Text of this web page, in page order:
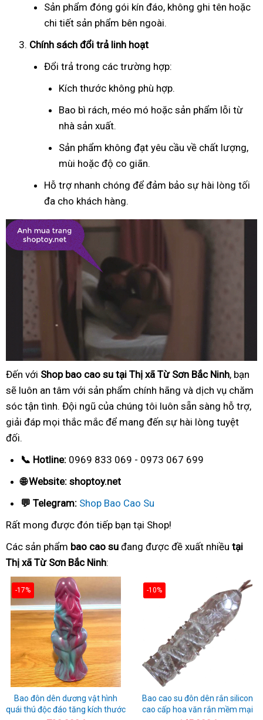
Sản phẩm đóng gói kín đáo, không ghi tên hoặc
chi tiết sản phẩm bên ngoài.
Chính sách đổi trả linh hoạt
Đổi trả trong các trường hợp:
Kích thước không phù hợp.
Bao bì rách, méo mó hoặc sản phẩm lỗi từ
nhà sản xuất.
Sản phẩm không đạt yêu cầu về chất lượng,
mùi hoặc độ co giãn.
Hỗ trợ nhanh chóng để đảm bảo sự hài lòng tối
đa cho khách hàng.
Đến với Shop bao cao su tại Thị xã Từ Sơn Bắc Ninh, bạn
sẽ luôn an tâm với sản phẩm chính hãng và dịch vụ chăm
sóc tận tình. Đội ngũ của chúng tôi luôn sẵn sàng hỗ trợ,
giải đáp mọi thắc mắc để mang đến sự hài lòng tuyệt
đối.
📞 Hotline: 0969 833 069 - 0973 067 699
🌐 Website: shoptoy.net
💬 Telegram: Shop Bao Cao Su
Rất mong được đón tiếp bạn tại Shop!
Các sản phẩm bao cao su đang được đề xuất nhiều tại
Thị xã Từ Sơn Bắc Ninh:
-17%
Bao đôn dên dương vật hình
quái thú độc đáo tăng kích thước
-10%
Bao cao su đôn dên rắn silicon
cao cấp hoa văn rắn mềm mại